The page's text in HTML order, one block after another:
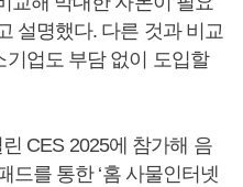
설명했다. 다른 것과 비교
업도 부담 없이 도입할
CES 2025에 참가해 음
드를 통한 ‘홈 사물인터넷